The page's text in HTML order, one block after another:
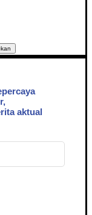
aktual